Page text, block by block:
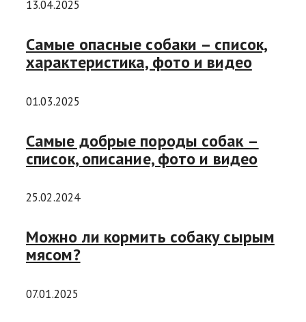
13.04.2025
Самые опасные собаки – список,
характеристика, фото и видео
01.03.2025
Самые добрые породы собак –
список, описание, фото и видео
25.02.2024
Можно ли кормить собаку сырым
мясом?
07.01.2025